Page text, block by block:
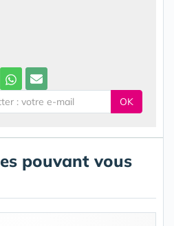
OK
pouvant vous